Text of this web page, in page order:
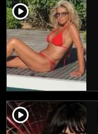
player2
player2